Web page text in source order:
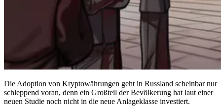
Die Adoption von Kryptowährungen geht in Russland scheinbar nur
schleppend voran, denn ein Großteil der Bevölkerung hat laut einer
neuen Studie noch nicht in die neue Anlageklasse investiert.